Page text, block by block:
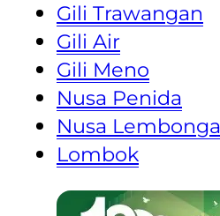
Gili Trawangan
Gili Air
Gili Meno
Nusa Penida
Nusa
Lombok